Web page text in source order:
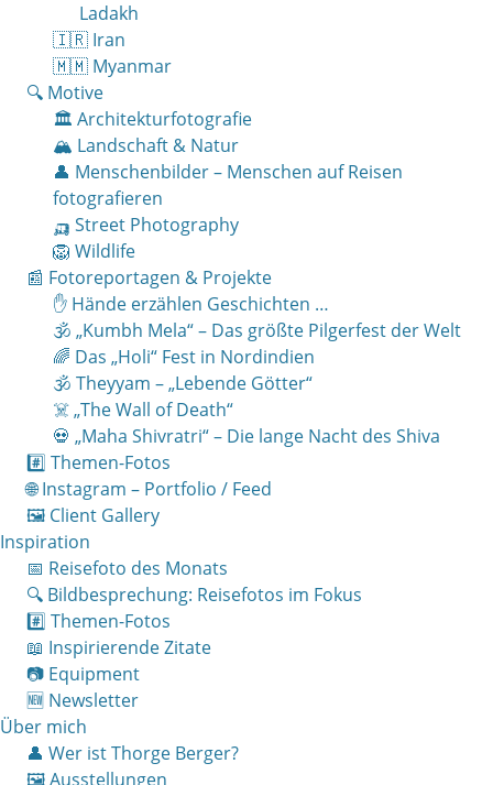
Ladakh
🇮🇷 Iran
🇲🇲 Myanmar
🔍 Motive
🏛 Architekturfotografie
🏔 Landschaft & Natur
👤 Menschenbilder – Menschen auf Reisen
fotografieren
🛺 Street Photography
🦁 Wildlife
📰 Fotoreportagen & Projekte
✋ Hände erzählen Geschichten …
🕉 „Kumbh Mela“ – Das größte Pilgerfest der Welt
🌈 Das „Holi“ Fest in Nordindien
🕉 Theyyam – „Lebende Götter“
☠️ „The Wall of Death“
💀 „Maha Shivratri“ – Die lange Nacht des Shiva
#️⃣ Themen-Fotos
🌐 Instagram – Portfolio / Feed
🖼 Client Gallery
Inspiration
📅 Reisefoto des Monats
🔍 Bildbesprechung: Reisefotos im Fokus
#️⃣ Themen-Fotos
📖 Inspirierende Zitate
📷 Equipment
🆕 Newsletter
Über mich
👤 Wer ist Thorge Berger?
🖼 Ausstellungen